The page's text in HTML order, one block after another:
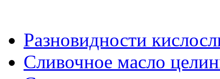
Разновидности
Сливочное масло